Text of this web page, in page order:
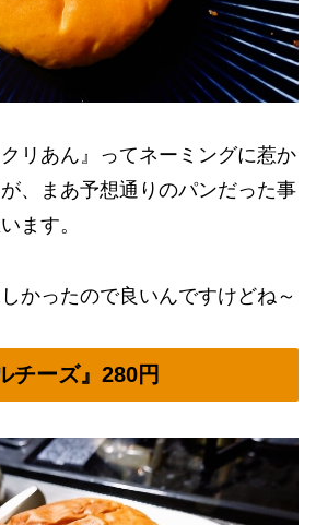
リあん』ってネーミングに惹か
、まあ予想通りのパンだった事
ます。
かったので良いんですけどね～
チーズ』280円